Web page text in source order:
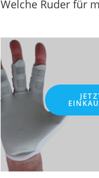
Welche Ruder für